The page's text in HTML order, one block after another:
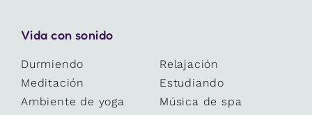
Vida con sonido
Durmiendo
Relajación
Meditación
Estudiando
Ambiente de yoga
Música de spa